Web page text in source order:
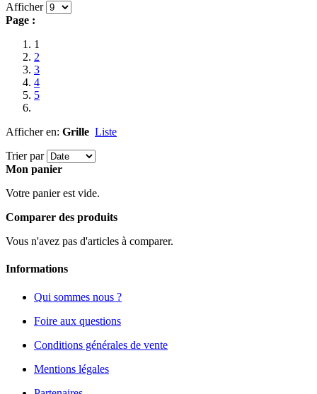
Afficher
Page :
1
2
3
4
5
Afficher en: Grille Liste
Trier par
Mon panier
Votre panier est vide.
Comparer des produits
Vous n'avez pas d'articles à comparer.
Informations
Qui sommes nous ?
Foire aux questions
Conditions générales de vente
Mentions légales